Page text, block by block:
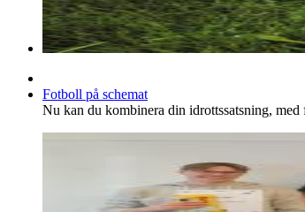
Fotboll på schemat
Nu kan du kombinera din idrottssatsning,